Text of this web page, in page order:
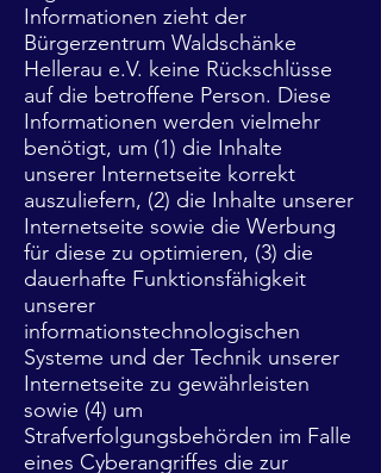
Informationen zieht der
Bürgerzentrum Waldschänke
Hellerau e.V. keine Rückschlüsse
auf die betroffene Person. Diese
Informationen werden vielmehr
benötigt, um (1) die Inhalte
unserer Internetseite korrekt
auszuliefern, (2) die Inhalte unserer
Internetseite sowie die Werbung
für diese zu optimieren, (3) die
dauerhafte Funktionsfähigkeit
unserer
informationstechnologischen
Systeme und der Technik unserer
Internetseite zu gewährleisten
sowie (4) um
Strafverfolgungsbehörden im Falle
eines Cyberangriffes die zur